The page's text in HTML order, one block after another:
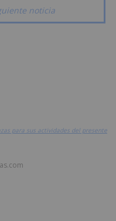
noticia
para sus actividades del presente